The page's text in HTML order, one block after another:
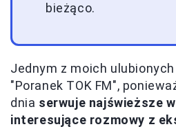
bieżąco.
Jednym z moich
"Poranek TOK FM",
dnia serwuje najświeższe
interesujące rozmowy z